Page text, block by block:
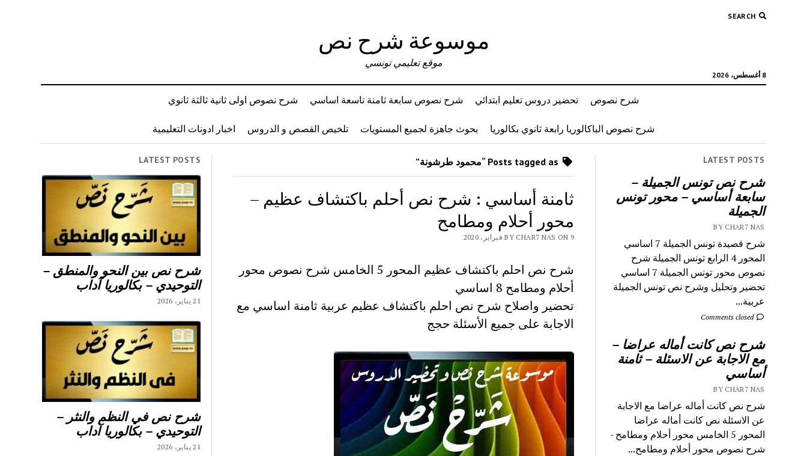
SEARCH
موسوعة شرح نص
8 أغسطس، 2026
موقع تعليمي تونسي
شرح نصوص تحضير دروس تعليم ابتدائي شرح نصوص سابعة ثامنة تاسعة اساسي شرح نصوص اولى ثانية ثالثة ثانوي
شرح نصوص الباكالوريا رابعة ثانوي بكالوريا بحوث جاهزة لجميع المستويات تلخيص القصص و الدروس اخبار ادونات التعليمية
LATEST POSTS
شرح نص تونس الجميلة –
سابعة أساسي – محور تونس
الجميلة
BY CHAR7 NAS
شرح قصيدة تونس الجميلة 7 اساسي
المحور 4 الرابع تونس الجميلة شرح
نصوص محور تونس الجميلة 7 اساسي
تحضير وتحليل وشرح نص تونس الجميلة
عربية...
Comments closed
شرح نص كانت أماله عراضا –
مع الاجابة عن الاسئلة – ثامنة
أساسي
BY CHAR7 NAS
شرح نص كانت أماله عراضا مع الاجابة
عن الاسئلة نص كانت أماله عراضا
المحور 5 الخامس محور أحلام ومطامح -
شرح نصوص محور أحلام ومطامح...
ثامنة أساسي : شرح نص أحلم باكتشاف عظيم –
محور أحلام ومطامح
BY CHAR7 NAS ON 9 فبراير، 2020
شرح نص احلم باكتشاف عظيم المحور 5 الخامس شرح نصوص محور
أحلام ومطامح 8 اساسي
تحضير واصلاح شرح نص احلم باكتشاف عظيم عربية ثامنة اساسي مع
الاجابة على جميع الأسئلة حجج
LATEST POSTS
شرح نص بين النحو والمنطق –
التوحيدي – بكالوريا آداب
21 يناير، 2026
شرح نص في النظم والنثر –
التوحيدي – بكالوريا آداب
21 يناير، 2026